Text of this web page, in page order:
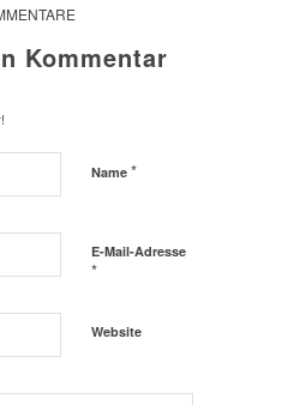
Kommentar
Name *
E-Mail-Adresse
*
Website